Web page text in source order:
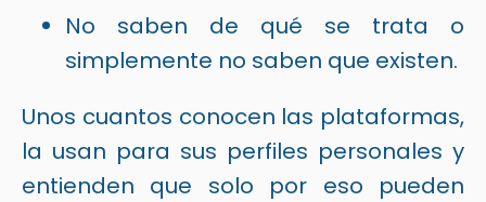
No saben de qué se trata o
simplemente no saben que existen.
Unos cuantos conocen las plataformas,
la usan para sus perfiles personales y
entienden que solo por eso pueden